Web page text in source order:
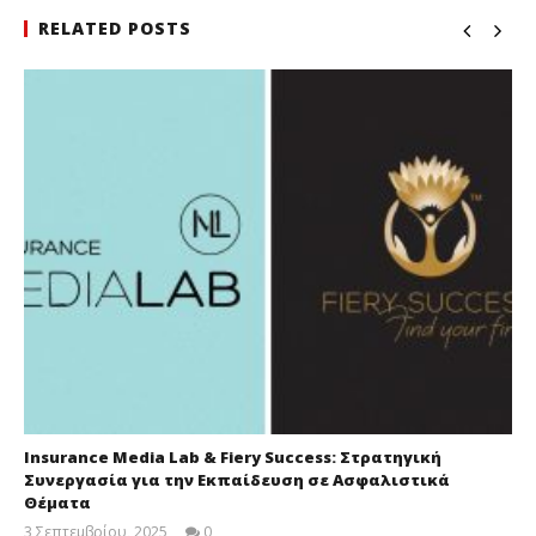
RELATED POSTS
Insurance Media Lab & Fiery Success: Στρατηγική
Συνεργασία για την Εκπαίδευση σε Ασφαλιστικά
Θέματα
3 Σεπτεμβρίου, 2025
0